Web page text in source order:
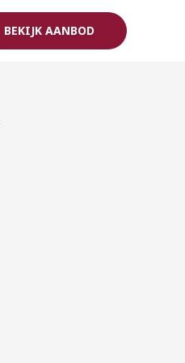
BEKIJK AANBOD